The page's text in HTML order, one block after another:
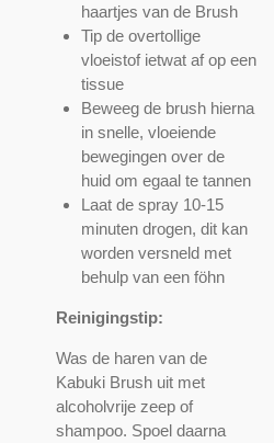
haartjes van de Brush
Tip de overtollige
vloeistof ietwat af op een
tissue
Beweeg de brush hierna
in snelle, vloeiende
bewegingen over de
huid om egaal te tannen
Laat de spray 10-15
minuten drogen, dit kan
worden versneld met
behulp van een föhn
Reinigingstip:
Was de haren van de
Kabuki Brush uit met
alcoholvrije zeep of
shampoo. Spoel daarna